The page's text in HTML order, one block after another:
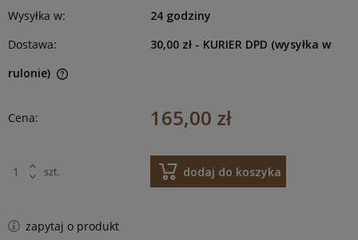
Wysyłka w:
24 godziny
Dostawa:
30,00 zł - KURIER DPD (wysyłka w
rulonie)
Cena: 165,00 zł
szt. dodaj do koszyka
zapytaj o produkt